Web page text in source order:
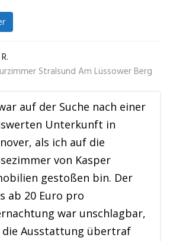
Stralsund Am Lüssower Berg
auf der Suche nach einer
Unterkunft in
als ich auf die
von Kasper
gestoßen bin. Der
ab 20 Euro pro
war unschlagbar,
die Ausstattung übertraf